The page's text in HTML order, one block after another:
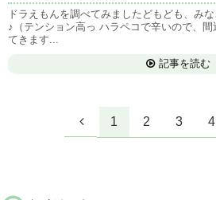
ドラえもんを調べてみましたどもども、み
♪（テンション高っ ハラペコで辛いので、
てきます...
記事を読む
1 2 3 4